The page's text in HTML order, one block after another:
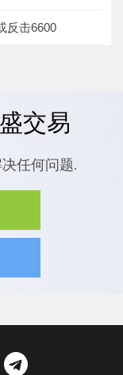
反击6600
交易
任何问题.